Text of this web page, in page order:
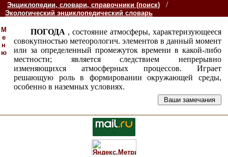
Энциклопедии, словари, справочники (поиск) /
Экологический энциклопедический словарь
М
е
н
ю
ПОГОДА , состояние атмосферы, характеризующееся
совокупностью метеорологич. элементов в данный момент
или за определенный промежуток времени в какой-либо
местности; является следствием непрерывно
изменяющихся атмосферных процессов. Играет
решающую роль в формировании окружающей среды,
особенно в наземных условиях.